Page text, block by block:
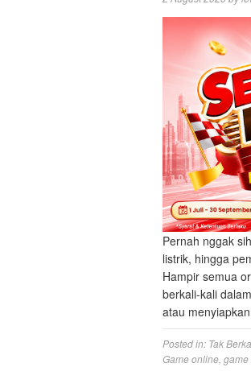
Pernah nggak
listrik, hingga
Hampir semua
berkali-kali
atau
Posted in: Tak
Game online